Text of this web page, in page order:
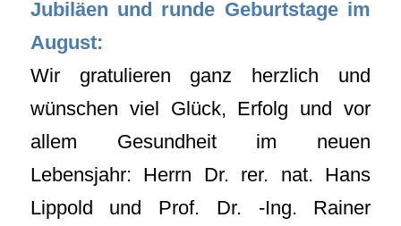
Jubiläen und runde Geburtstage im
August:
Wir gratulieren ganz herzlich und
wünschen viel Glück, Erfolg und vor
allem Gesundheit im neuen
Lebensjahr: Herrn Dr. rer. nat. Hans
Lippold und Prof. Dr. -Ing. Rainer